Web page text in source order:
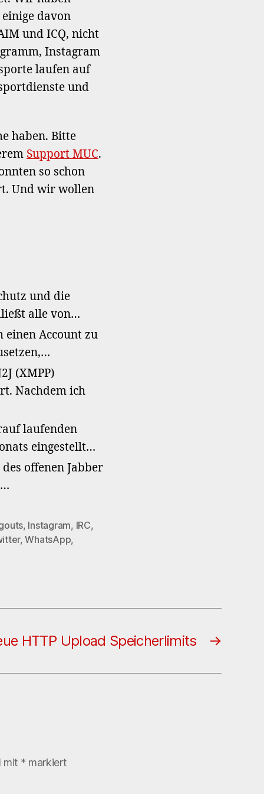
davon
und ICQ, nicht
Instagram
laufen auf
und
haben. Bitte
Support MUC.
so schon
Und wir wollen
und die
alle von…
einen Account zu
(XMPP)
Nachdem ich
laufenden
eingestellt…
offenen Jabber
, Instagram, IRC,
,WhatsApp,
→
HTTP Upload Speicherlimits
mit * markiert